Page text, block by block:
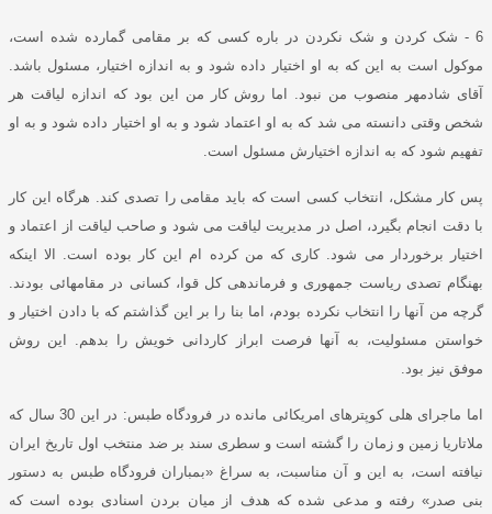
6 -
شک کردن و شک نکردن در باره کسی که بر مقامی گمارده شده است،
موکول است به این که به او اختیار داده شود و به اندازه اختیار، مسئول باشد
آقای شادمهر منصوب من نبود
اما روش کار من این بود که اندازه لیاقت هر
شخص وقتی دانسته می شد که به او اعتماد شود و به او اختیار داده شود و به او
تفهیم شود که به اندازه اختیارش مسئول است
پس کار مشکل، انتخاب کسی است که باید مقامی را تصدی کند
هرگاه این کار
با دقت انجام بگیرد، اصل در مدیریت لیاقت می شود و صاحب لیاقت از اعتماد و
اختیار برخوردار می شود
.کاری که من کرده ام این کار بوده است
الا اینکه
بهنگام تصدی ریاست جمهوری و فرماندهی کل قوا، کسانی در مقامهائی بودند
گرچه من آنها را انتخاب نکرده بودم، اما بنا را بر این گذاشتم که با دادن اختیار و
خواستن مسئولیت، به آنها فرصت ابراز کاردانی خویش را بدهم
این روش
موفق نیز بود
اما ماجرای هلی کوپترهای امریکائی مانده در فرودگاه طبس: در این 30 سال که
ملاتاریا زمین و زمان را گشته است و سطری سند بر ضد منتخب اول تاریخ ایران
نیافته است، به این و آن مناسبت، به سراغ «بمباران فرودگاه طبس به دستور
بنی صدر» رفته و مدعی شده که هدف از میان بردن اسنادی بوده است که